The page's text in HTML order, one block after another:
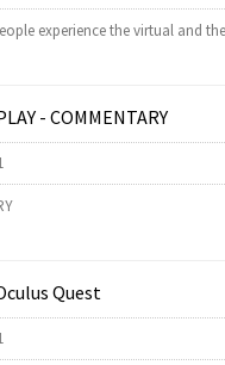
experience the virtual and the
- COMMENTARY
Quest